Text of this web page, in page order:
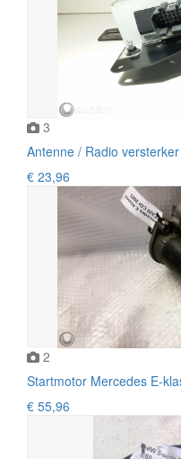
3
Antenne / Radio
€ 23,96
2
Startmotor Mercedes E-
€ 55,96